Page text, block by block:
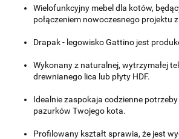
Wielofunkcyjny mebel dla kotów,
połączeniem nowoczesnego projektu
Drapak - legowisko Gattino jest
Wykonany z naturalnej, wytrzymałej
drewnianego lica lub płyty HDF.
Idealnie zaspokaja codzienne
pazurków Twojego kota.
Profilowany kształt sprawia, że jest